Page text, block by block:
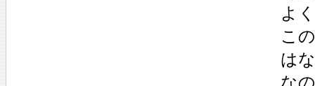
よ
こ
は
な